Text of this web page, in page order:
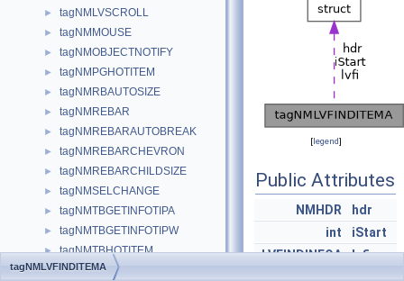
► tagNMLVSCROLL
► tagNMMOUSE
► tagNMOBJECTNOTIFY
► tagNMPGHOTITEM
► tagNMRBAUTOSIZE
► tagNMREBAR
► tagNMREBARAUTOBREAK
► tagNMREBARCHEVRON
► tagNMREBARCHILDSIZE
► tagNMSELCHANGE
► tagNMTBGETINFOTIPA
► tagNMTBGETINFOTIPW
► tagNMTBHOTITEM
► tagNMTBRESTORE
[legend]
Public Attributes
NMHDR
hdr
int
iStart
LVFINDINFOA
lvfi
tagNMLVFINDITEMA